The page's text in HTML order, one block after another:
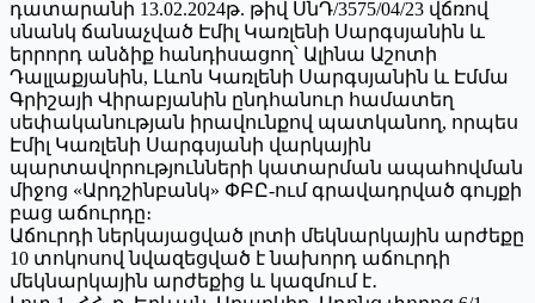
դատարանի 13.02.2024թ. թիվ ՍնԴ/3575/04/23 վճռով
սնանկ ճանաչված Էմիլ Կառլենի Սարգսյանին և
երրորդ անձիք հանդիսացող՝ Ալինա Աշոտի
Դալլաքյանին, Լևոն Կառլենի Սարգսյանին և Էմմա
Գրիշայի Վիրաբյանին ընդհանուր համատեղ
սեփականության իրավունքով պատկանող, որպես
Էմիլ Կառլենի Սարգսյանի վարկային
պարտավորությունների կատարման ապահովման
միջոց «Արդշինբանկ» ՓԲԸ-ում գրավադրված գույքի
բաց աճուրդը։
Աճուրդի ներկայացված լոտի մեկնարկային արժեքը
10 տոկոսով նվազեցված է նախորդ աճուրդի
մեկնարկային արժեքից և կազմում է․